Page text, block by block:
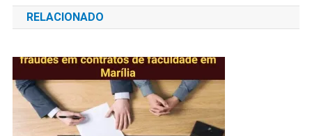
Post
RELACIONADO